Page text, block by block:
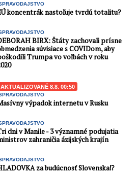
koncentrák nastoľuje tvrdú totalitu?
BIRX: Štáty zachovali prísne
súvisiace s COVIDom, aby
Trumpa vo voľbách v roku
AKTUALIZOVANÉ 8.8. 00:50
výpadok internetu v Rusku
dni v Manile - 3 významné podujatia
zahraničia ázijských krajín
za budúcnosť Slovenska⁉️